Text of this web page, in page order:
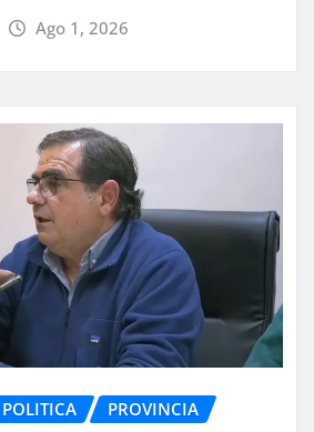
Ago 1, 2026
POLITICA PROVINCIA